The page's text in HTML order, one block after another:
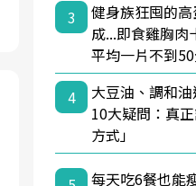
3
健身族狂囤的
成...即食雞胸肉
平均一片不到
4
大豆油、調和
10大疑問：真
方式」
每天吃6餐也能